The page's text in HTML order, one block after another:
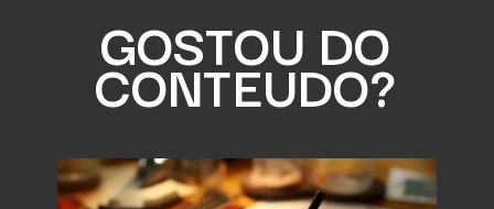
GOSTOU DO
CONTEUDO?